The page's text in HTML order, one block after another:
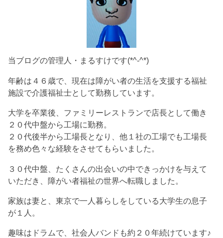
当ブログの管理人・まるすけです(*^-^*)
年齢は４６歳で、現在は障がい者の生活を支援する福祉
施設で介護福祉士として勤務しています。
大学を卒業後、ファミリーレストランで店長として働き
２０代中盤から工場に勤務。
２０代後半から工場長となり、他１社の工場でも工場長
を務め色々な経験をさせてもらいました。
３０代中盤、たくさんの出会いの中できっかけを与えて
いただき、障がい者福祉の世界へ転職しました。
家族は妻と、東京で一人暮らしをしている大学生の息子
が１人。
趣味はドラムで、社会人バンドも約２０年続けています♪